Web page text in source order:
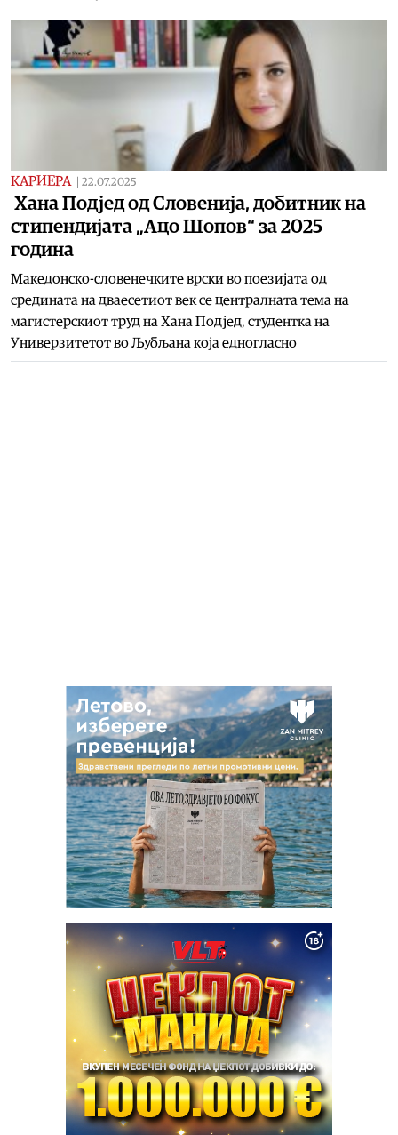
КАРИЕРА 22.07.2025
Хана Подјед од Словенија, добитник на
стипендијата „Ацо Шопов“ за 2025
година
Македонско-словенечките врски во поезијата од
средината на дваесетиот век се централната тема на
магистерскиот труд на Хана Подјед, студентка на
Универзитетот во Љубљана која едногласно